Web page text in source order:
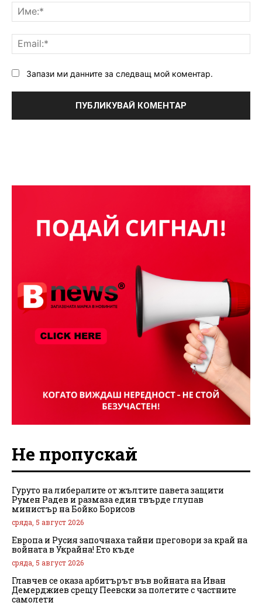
Запази ми данните за следващ мой коментар.
Не пропускай
Гуруто на либералите от жълтите павета защити
Румен Радев и размаза един твърде глупав
министър на Бойко Борисов
сряда, 5 август 2026
Европа и Русия започнаха тайни преговори за край на
войната в Украйна! Ето къде
сряда, 5 август 2026
Главчев се оказа арбитърът във войната на Иван
Демерджиев срещу Пеевски за полетите с частните
самолети